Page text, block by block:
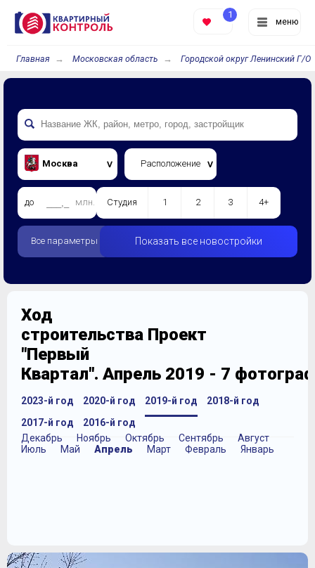
меню
1
Главная Московская область Городской округ Ленинский Г/О
Москва Расположение
до млн. Студия 1 2 3 4+
Все параметры Показать все новостройки
Ход
строительства Проект
"Первый
Квартал". Апрель 2019 - 7
2023-й год 2020-й год 2019-й год
Декабрь Ноябрь Октябрь Сентябрь
Август
Июль
Май Апрель Март Февраль Январь
2018-й год
2017-й год
2016-й год